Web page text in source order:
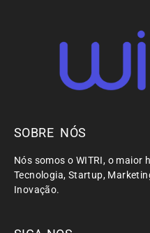
SOBRE NÓS
Nós somos o WITRI, o maior
Tecnologia, Startup,
Inovação.